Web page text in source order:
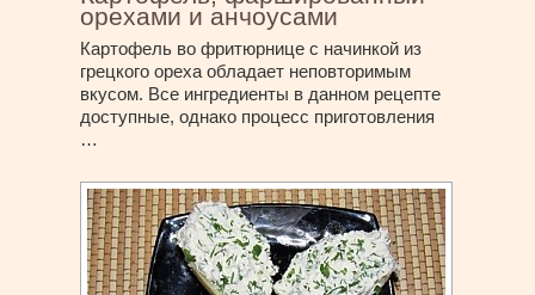
орехами и анчоусами
Картофель во фритюрнице с начинкой из
грецкого ореха обладает неповторимым
вкусом. Все ингредиенты в данном рецепте
доступные, однако процесс приготовления
…